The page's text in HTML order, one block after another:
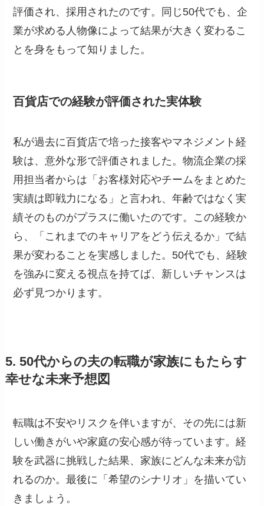
評価され、採用されたのです。同じ50代でも、企
業が求める人物像によって結果が大きく変わるこ
とを身をもって知りました。
百貨店での経験が評価された実体験
私が過去に百貨店で培った接客やマネジメント経
験は、意外な形で評価されました。物流企業の採
用担当者からは「お客様対応やチームをまとめた
実績は即戦力になる」と言われ、年齢ではなく実
績そのものがプラスに働いたのです。この経験か
ら、「これまでのキャリアをどう伝えるか」で結
果が変わることを実感しました。50代でも、経験
を強みに変える視点を持てば、新しいチャンスは
必ず見つかります。
5. 50代からの夫の転職が家族にもたらす
幸せな未来予想図
転職は不安やリスクを伴いますが、その先には新
しい働きがいや家庭の安心感が待っています。経
験を武器に挑戦した結果、家族にどんな未来が訪
れるのか。最後に「希望のシナリオ」を描いてい
きましょう。